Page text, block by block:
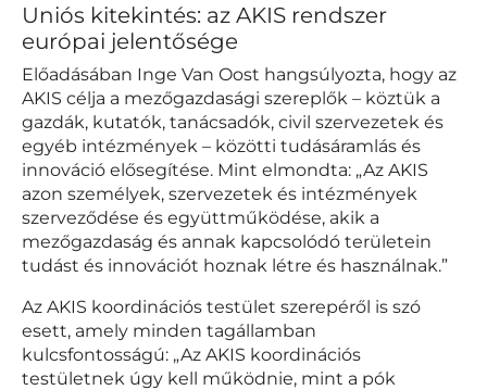
Uniós kitekintés: az AKIS rendszer
európai jelentősége
Előadásában Inge Van Oost hangsúlyozta, hogy az
AKIS célja a mezőgazdasági szereplők – köztük a
gazdák, kutatók, tanácsadók, civil szervezetek és
egyéb intézmények – közötti tudásáramlás és
innováció elősegítése. Mint elmondta: „Az AKIS
azon személyek, szervezetek és intézmények
szerveződése és együttműködése, akik a
mezőgazdaság és annak kapcsolódó területein
tudást és innovációt hoznak létre és használnak.”
Az AKIS koordinációs testület szerepéről is szó
esett, amely minden tagállamban
kulcsfontosságú: „Az AKIS koordinációs
testületnek úgy kell működnie, mint a pók